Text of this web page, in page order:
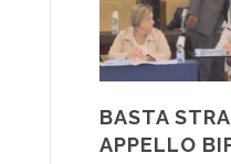
BASTA
APPELLO